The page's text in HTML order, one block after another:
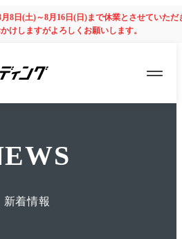
8日(土)～8月16日(日)まで休業とさせていただ
けしますがよろしくお願いします。
新着情報